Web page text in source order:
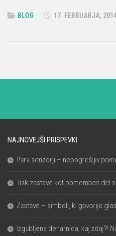
BLOG 17. FEBRUARJA,
NAJNOVEJŠI PRISPEVKI
Park senzorji – nepogrešljiv
Tisk zastave kot pomemben del
Zastave – simboli, ki govorijo
Izgubljena denarnica, kaj zdaj?!